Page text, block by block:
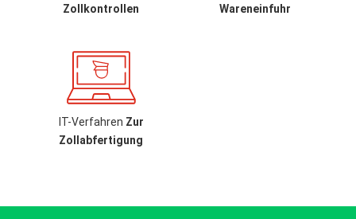
Zollkontrollen
Wareneinfuhr
IT-Verfahren Zur
Zollabfertigung